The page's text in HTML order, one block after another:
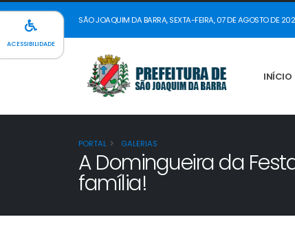
SÃO JOAQUIM DA BARRA, SEXTA-FEIRA, 07 DE AGOSTO DE
INÍCIO
PORTAL GALERIAS
A Domingueira da
família!
ACESSIBILIDADE